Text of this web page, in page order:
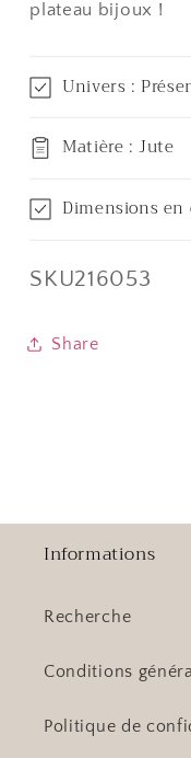
plateau bijoux !
Univers :
Matière : Jute
Dimensions
SKU:
SKU216053
Share
Informations
Recherche
Conditions
Politique de